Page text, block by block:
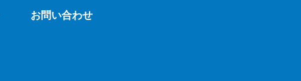
お問い合わせ